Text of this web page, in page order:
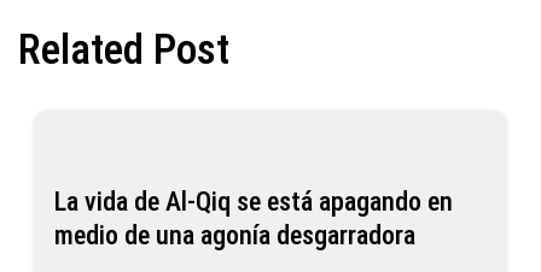
Related Post
La vida de Al-Qiq se está apagando en
medio de una agonía desgarradora